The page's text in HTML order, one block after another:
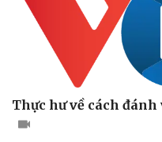
Cây thuốc
Sản phụ khoa
Nhi khoa
Nam khoa
Làm đẹp - giảm cân
Phòng mạch online
Ăn sạch sống khỏe
Thực hư về cách